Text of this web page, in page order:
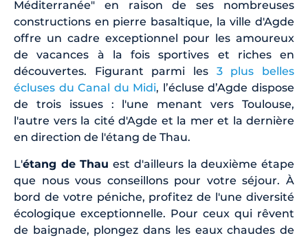
Méditerranée" en raison de ses nombreuses
constructions en pierre basaltique, la ville d'Agde
offre un cadre exceptionnel pour les amoureux
de vacances à la fois sportives et riches en
découvertes. Figurant parmi les 3 plus belles
écluses du Canal du Midi, l’écluse d’Agde dispose
de trois issues : l'une menant vers Toulouse,
l'autre vers la cité d'Agde et la mer et la dernière
en direction de l'étang de Thau.
L'étang de Thau est d'ailleurs la deuxième étape
que nous vous conseillons pour votre séjour. À
bord de votre péniche, profitez de l'une diversité
écologique exceptionnelle. Pour ceux qui rêvent
de baignade, plongez dans les eaux chaudes de